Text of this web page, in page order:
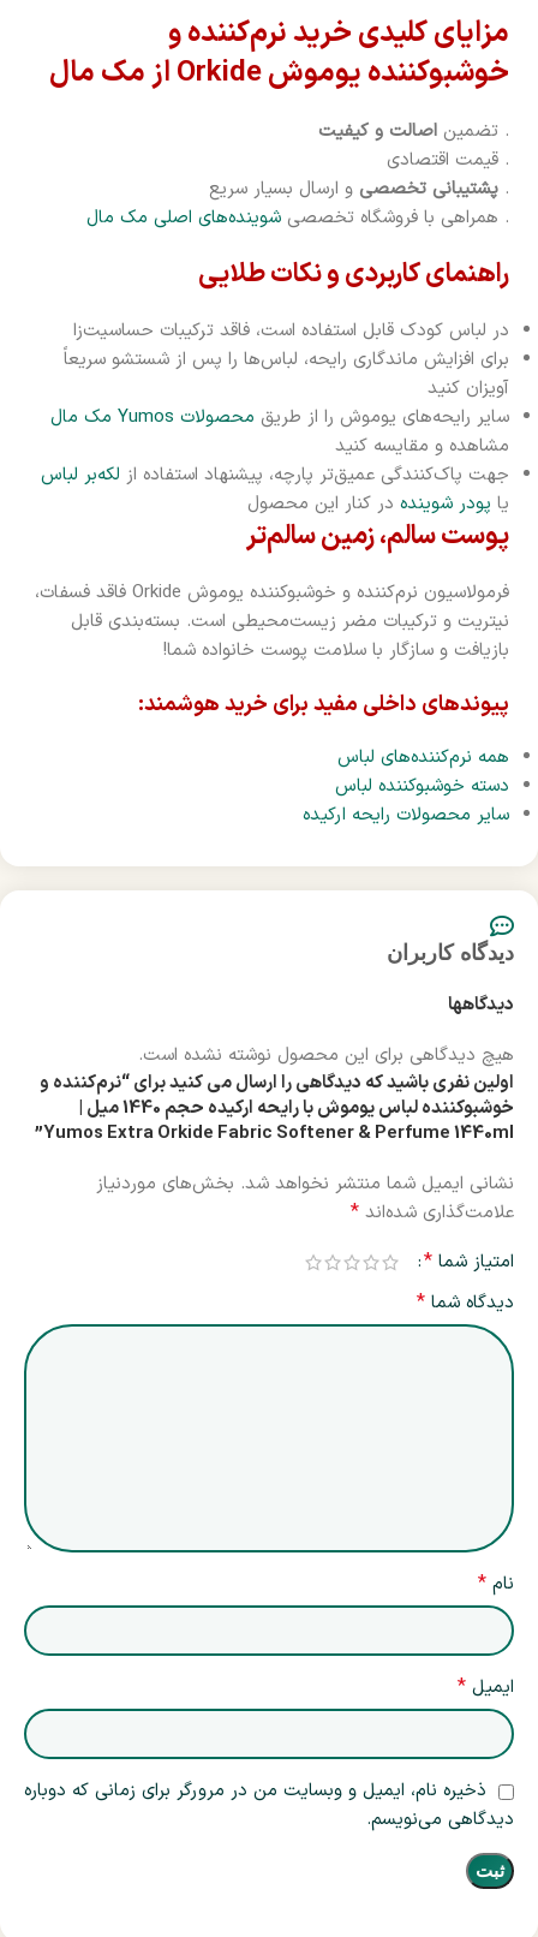
مزایای کلیدی خرید نرم‌کننده و
خوشبوکننده یوموش Orkide از مک مال
. تضمین اصالت و کیفیت
. قیمت اقتصادی
. پشتیبانی تخصصی و ارسال بسیار سریع
. همراهی با فروشگاه تخصصی شوینده‌های اصلی مک مال
راهنمای کاربردی و نکات طلایی
در لباس کودک قابل استفاده است، فاقد ترکیبات حساسیت‌زا
برای افزایش ماندگاری رایحه، لباس‌ها را پس از شستشو سریعاً
آویزان کنید
سایر رایحه‌های یوموش را از طریق محصولات Yumos مک مال
مشاهده و مقایسه کنید
جهت پاک‌کنندگی عمیق‌تر پارچه، پیشنهاد استفاده از لکه‌بر لباس
یا پودر شوینده در کنار این محصول
پوست سالم، زمین سالم‌تر
فرمولاسیون نرم‌کننده و خوشبوکننده یوموش Orkide فاقد فسفات،
نیتریت و ترکیبات مضر زیست‌محیطی است. بسته‌بندی قابل
بازیافت و سازگار با سلامت پوست خانواده شما!
پیوندهای داخلی مفید برای خرید هوشمند:
همه نرم‌کننده‌های لباس
دسته خوشبوکننده لباس
سایر محصولات رایحه ارکیده
دیدگاه کاربران
دیدگاهها
هیچ دیدگاهی برای این محصول نوشته نشده است.
اولین نفری باشید که دیدگاهی را ارسال می کنید برای “نرم‌کننده و
خوشبوکننده لباس یوموش با رایحه ارکیده حجم 1440 میل |
Yumos Extra Orkide Fabric Softener & Perfume 1440ml”
نشانی ایمیل شما منتشر نخواهد شد. بخش‌های موردنیاز
علامت‌گذاری شده‌اند *
امتیاز شما *
دیدگاه شما *
نام *
ایمیل *
ذخیره نام، ایمیل و وبسایت من در مرورگر برای زمانی که دوباره
دیدگاهی می‌نویسم.